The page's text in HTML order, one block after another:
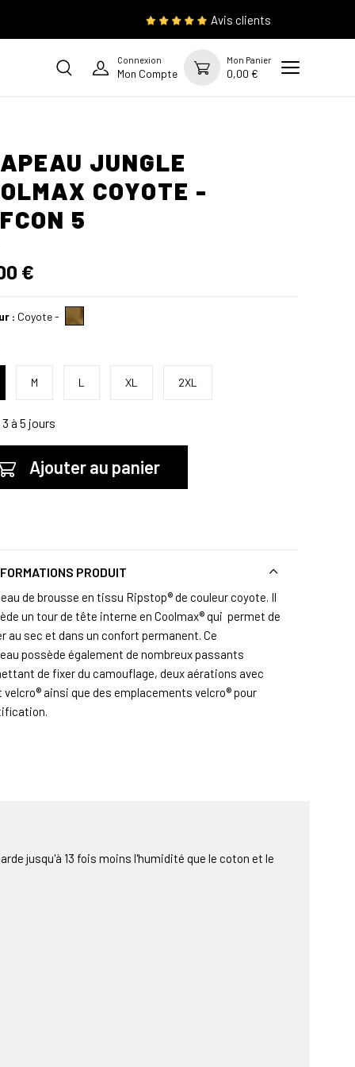
Avis clients
Connexion
Mon Compte
Mon Panier
0,00 €
JUNGLE
COYOTE -
5
€
: Coyote-
M L XL 2XL
3 à 5 jours
Ajouter au panier
PRODUIT
de brousse en tissu Ripstop® de couleur coyote. Il
un tour de tête interne en Coolmax® qui permet de
au sec et dans un confort permanent. Ce
possède également de nombreux passants
de fixer du camouflage, deux aérations avec
velcro® ainsi que des emplacements velcro® pour
jusqu'à 13 fois moins l'humidité que le coton et le